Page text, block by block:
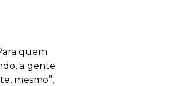
quem
a gente
mesmo”,